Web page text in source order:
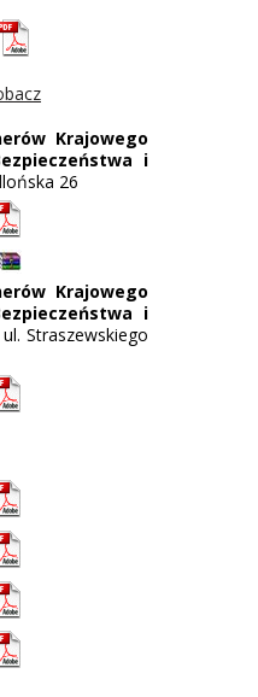
Krajowego
i
26
Krajowego
i
Straszewskiego